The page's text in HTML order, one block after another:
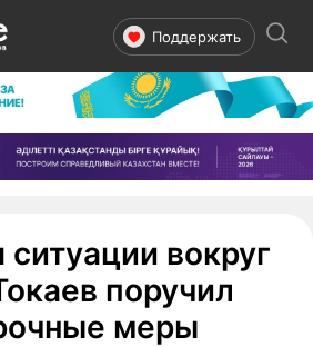
Поддержать
вокруг
поручил
меры